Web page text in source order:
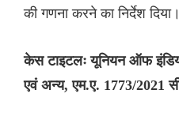
की गणना करने का निर्देश दिया।
केस टाइटलः यूनियन ऑफ
एवं अन्य, एम.ए. 1773/2021